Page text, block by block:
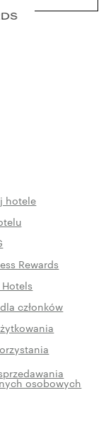
hotele
Rewards
członków
osobowych